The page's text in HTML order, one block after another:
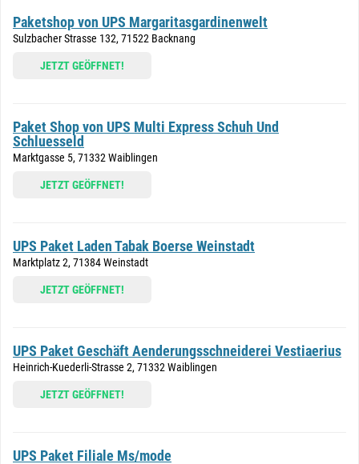
Paketshop von UPS Margaritasgardinenwelt
Sulzbacher Strasse 132, 71522 Backnang
JETZT GEÖFFNET!
Paket Shop von UPS Multi Express Schuh Und
Schluesseld
Marktgasse 5, 71332 Waiblingen
JETZT GEÖFFNET!
UPS Paket Laden Tabak Boerse Weinstadt
Marktplatz 2, 71384 Weinstadt
JETZT GEÖFFNET!
UPS Paket Geschäft Aenderungsschneiderei Vestiaerius
Heinrich-Kuederli-Strasse 2, 71332 Waiblingen
JETZT GEÖFFNET!
UPS Paket Filiale Ms/mode